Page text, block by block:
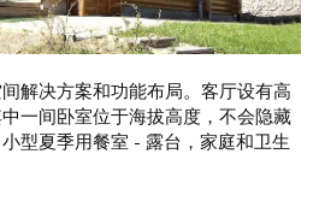
解决方案和功能布局。客厅设有高
一间卧室位于海拔高度，不会隐藏
型夏季用餐室 - 露台，家庭和卫生